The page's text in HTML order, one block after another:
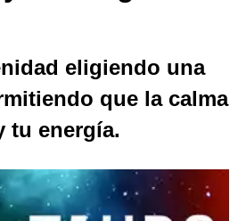
eligiendo una
que la calma
tu energía.